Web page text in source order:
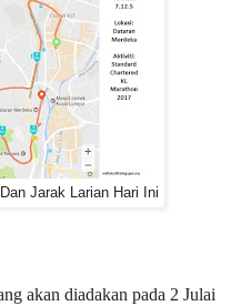
Jarak Larian Hari Ini
akan diadakan pada 2 Julai